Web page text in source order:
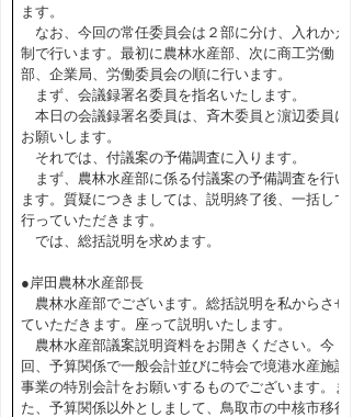
ます。
なお、今回の常任委員会は２部に分け、入れかえ
制で行います。最初に農林水産部、次に商工労働
部、企業局、労働委員会の順に行います。
まず、会議録署名委員を指名いたします。
本日の会議録署名委員は、斉木委員と濵辺委員に
お願いします。
それでは、付議案の予備調査に入ります。
まず、農林水産部に係る付議案の予備調査を行い
ます。質疑につきましては、説明終了後、一括して
行っていただきます。
では、総括説明を求めます。
●岸田農林水産部長
農林水産部でございます。総括説明を私からさせ
ていただきます。座って説明いたします。
農林水産部議案説明資料をお開きください。今
回、予算関係で一般会計並びに特会で境港水産施設
事業の特別会計をお願いするものでございます。ま
た、予算関係以外としまして、鳥取市の中核市移行